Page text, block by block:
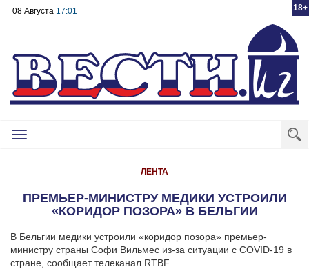
18+
08 Августа 17:01
Toggle
ЛЕНТА
ПРЕМЬЕР-МИНИСТРУ МЕДИКИ УСТРОИЛИ
«КОРИДОР ПОЗОРА» В БЕЛЬГИИ
В Бельгии медики устроили «коридор позора» премьер-
министру страны Софи Вильмес из-за ситуации с COVID-19 в
стране, сообщает телеканал RTBF.